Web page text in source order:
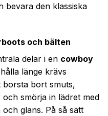
bevara den klassiska
och bälten
delar i en cowboy
länge krävs
borsta bort smuts,
smörja in lädret med
glans. På så sätt